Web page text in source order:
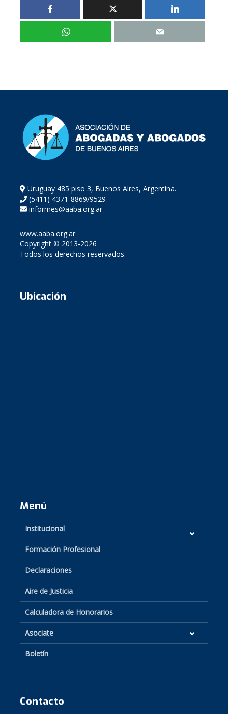
Uruguay 485 piso 3, Buenos Aires, Argentina.
(5411) 4371-8869/9529
informes@aaba.org.ar
www.aaba.org.ar
Copyright © 2013-2026
Todos los derechos reservados.
Ubicación
Menú
Institucional
Formación Profesional
Declaraciones
Aire de Justicia
Calculadora de Honorarios
Asociate
Boletín
Contacto